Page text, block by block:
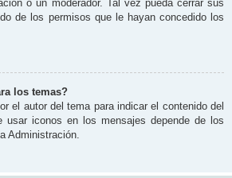
o un moderador. Tal vez pueda cerrar sus
de los permisos que le hayan concedido los
los temas?
el autor del tema para indicar el contenido del
usar iconos en los mensajes depende de los
Administración.